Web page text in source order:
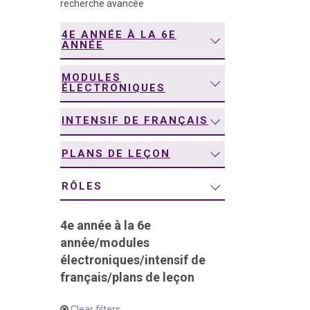
recherche avancée
4E ANNÉE À LA 6E
ANNÉE
MODULES
ÉLECTRONIQUES
INTENSIF DE FRANÇAIS
PLANS DE LEÇON
RÔLES
4e année à la 6e
année/modules
électroniques/intensif de
français/plans de leçon